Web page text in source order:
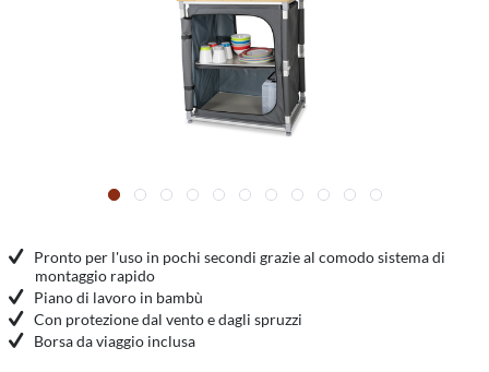
Pronto per l'uso in pochi secondi grazie al comodo sistema di
montaggio rapido
Piano di lavoro in bambù
Con protezione dal vento e dagli spruzzi
Borsa da viaggio inclusa